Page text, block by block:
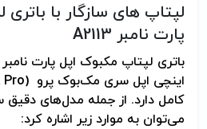
لپتاپ های سازگار با
پارت نامبر A2113
کامل دارد. از جمله مدل‌های
می‌توان به موارد زیر اشاره کرد: